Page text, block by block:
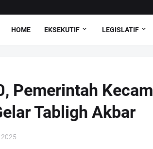
HOME EKSEKUTIF LEGISLATIF
Pemerintah
Tabligh Akbar